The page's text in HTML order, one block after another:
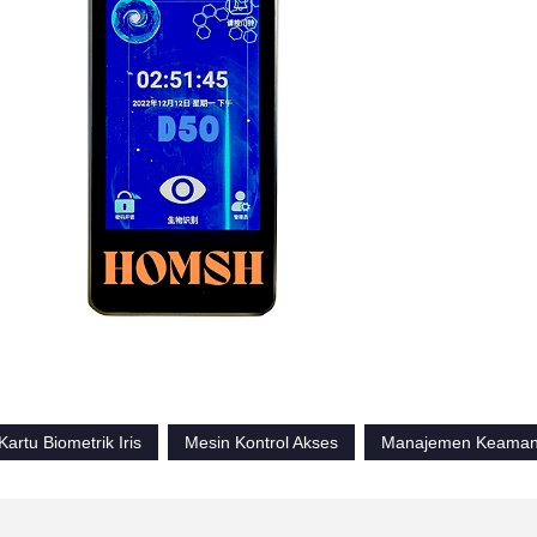
Biometrik Iris
Mesin Kontrol Akses Manajemen